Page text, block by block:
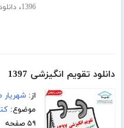
1396،دانلود
دانلود تقویم انگیزشی 1397
از:شهریار
موضوع:
۵۹ صفحه